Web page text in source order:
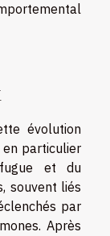
évolution
en particulier
et du
souvent liés
par
Après